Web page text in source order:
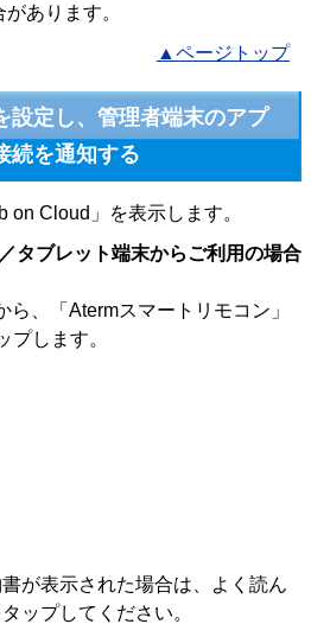
あります。
▲ページトップ
設定し、管理者端末のアプ
続を通知する
on Cloud」を表示します。
タブレット端末からご利用の場合
、「Atermスマートリモコン」
プします。
が表示された場合は、よく読ん
ップしてください。